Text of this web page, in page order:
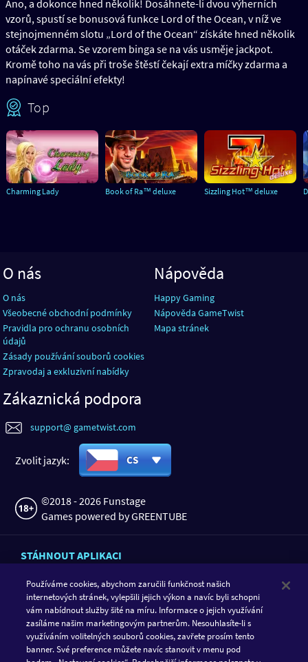
Ano, a dokonce hned několik! Dosáhnete-li dvou výherních
vzorů, spustí se bonusová funkce Lord of the Ocean, v níž ve
stejnojmenném slotu „Lord of the Ocean“ získáte hned několik
otáček zdarma. Se vzorem binga se na vás usměje jackpot.
Kromě toho na vás při troše štěstí čekají extra míčky zdarma a
napínavé speciální efekty!
Top
Charming Lady Book of Ra™ deluxe Sizzling Hot™ deluxe
O nás
O nás
Všeobecné obchodní podmínky
Pravidla pro ochranu osobních
údajů
Zásady používání souborů cookies
Zpravodaj a exkluzivní nabídky
Nápověda
Happy Gaming
Nápověda GameTwist
Mapa stránek
Zákaznická podpora
support@ gametwist.com
Zvolit jazyk: CS
©2018 - 2026 Funstage
Games powered by GREENTUBE
STÁHNOUT APLIKACI
Používáme cookies, abychom zaručili funkčnost našich
internetových stránek, vylepšili jejich výkon a navíc byli schopni
vám nabídnout služby šité na míru. Informace o jejich využívání
zasíláme našim marketingovým partnerům. Nesouhlasíte-li s
využíváním volitelných souborů cookies, zavřete prosím tento
banner. Své preference můžete navíc stanovit v menu pod